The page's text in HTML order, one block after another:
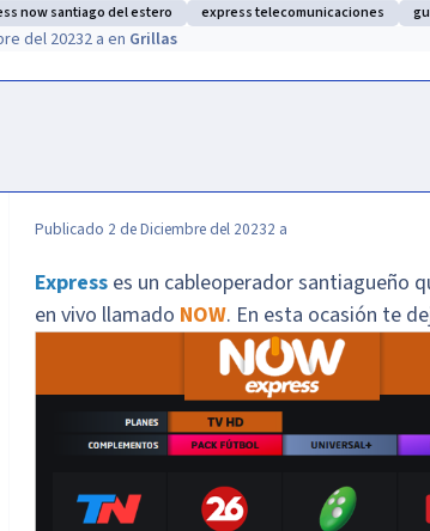
now santiago del estero express telecomunicaciones
del 20232 a en Grillas
Publicado 2 de Diciembre del 20232 a
Express es un cableoperador santiagueño
en vivo llamado NOW. En esta ocasión te